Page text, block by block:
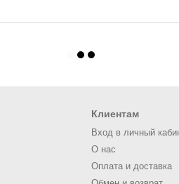
Клиентам
Вход в личный
О нас
Оплата и доставка